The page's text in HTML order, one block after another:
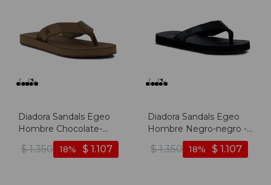
Diadora Sandals Egeo
Hombre Chocolate-
chocolate - Chocolate-
chocolate
$ 1.350 $ 1.107
18
Diadora Sandals Egeo
Hombre Negro-negro -
Negro-negro
$ 1.350 $ 1.107
18